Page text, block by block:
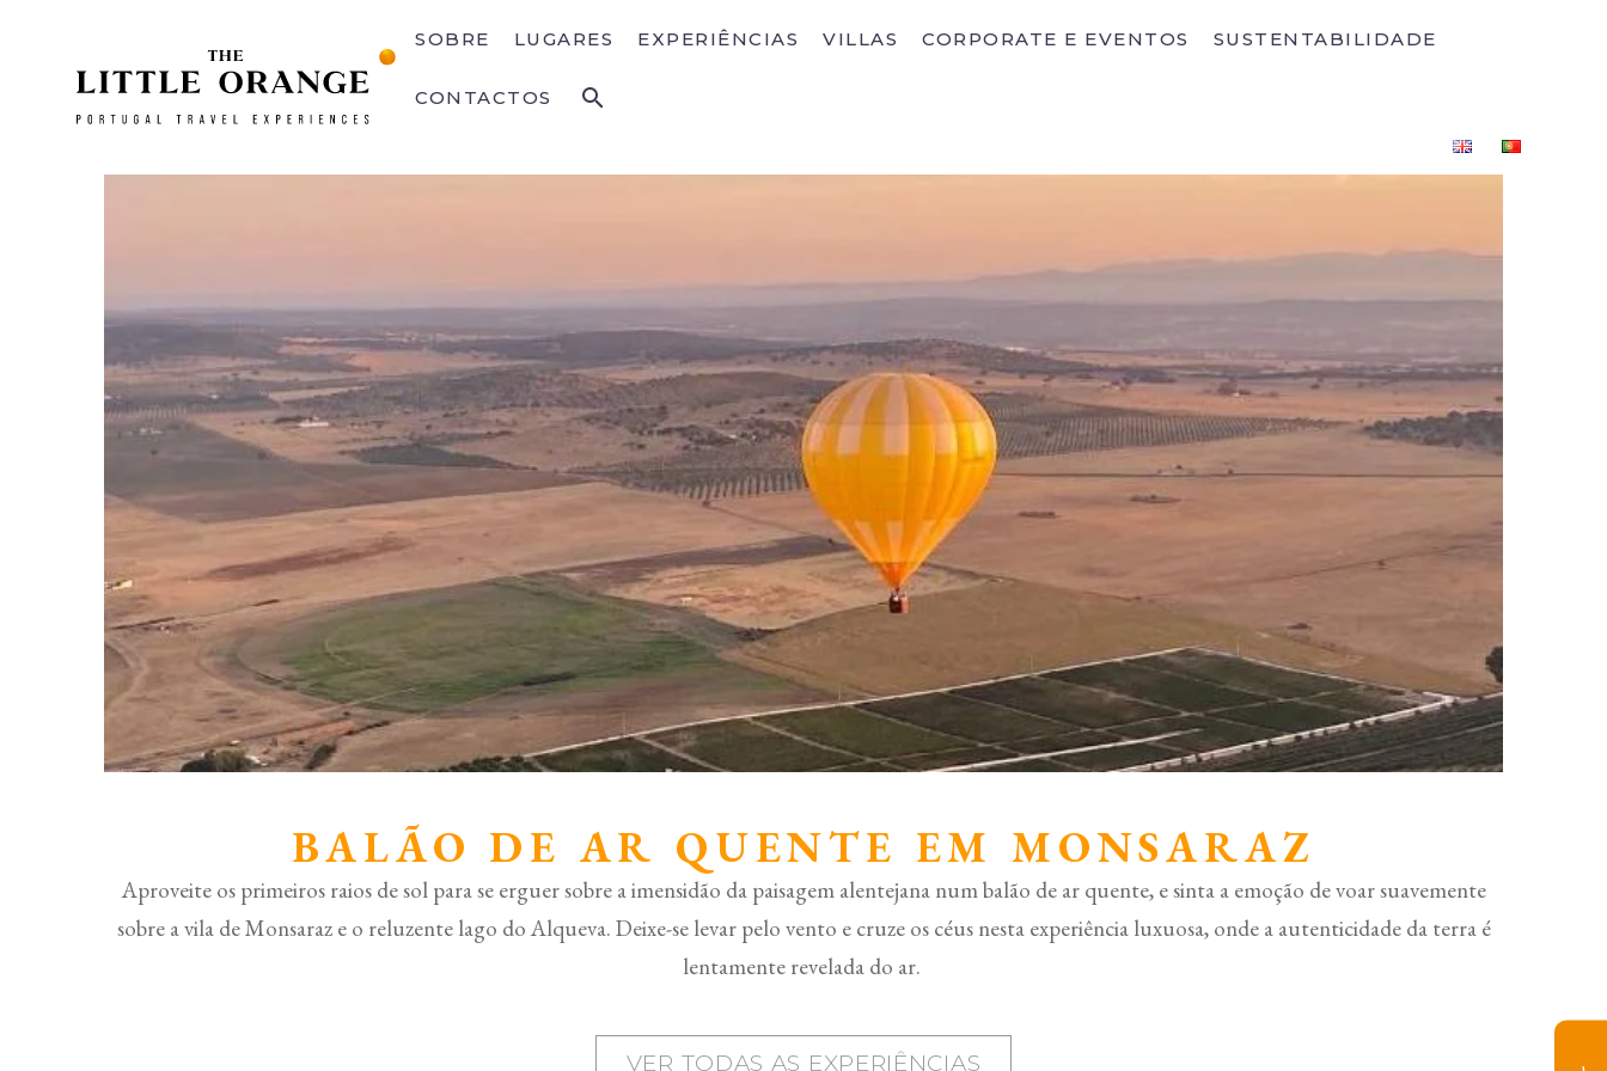
SOBRE LUGARES EXPERIÊNCIAS VILLAS CORPORATE E EVENTOS SUSTENTABILIDADE
CONTACTOS
BALÃO DE AR ​​QUENTE EM MONSARAZ
Aproveite os primeiros raios de sol para se erguer sobre a imensidão da paisagem alentejana num balão de ar quente, e sinta a emoção de voar suavemente
sobre a vila de Monsaraz e o reluzente lago do Alqueva. Deixe-se levar pelo vento e cruze os céus nesta experiência luxuosa, onde a autenticidade da terra é
lentamente revelada do ar.
VER TODAS AS EXPERIÊNCIAS